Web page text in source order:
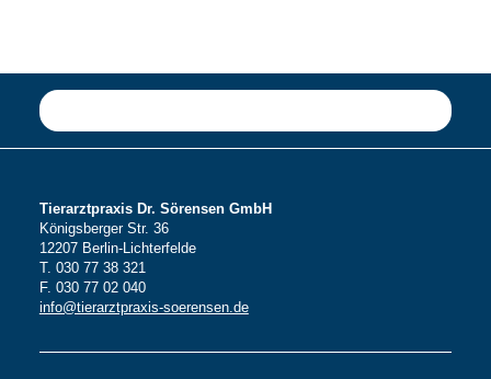
Tierarztpraxis Dr. Sörensen GmbH
Königsberger Str. 36
12207 Berlin-Lichterfelde
T. 030 77 38 321
F. 030 77 02 040
info@tierarztpraxis-soerensen.de